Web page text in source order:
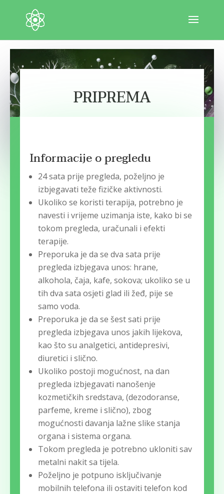
PRIPREMA
Informacije o pregledu
24 sata prije pregleda, poželjno je
izbjegavati teže fizičke aktivnosti.
Ukoliko se koristi terapija, potrebno je
navesti i vrijeme uzimanja iste, kako bi se
tokom pregleda, uračunali i efekti
terapije.
Preporuka je da se dva sata prije
pregleda izbjegava unos: hrane,
alkohola, čaja, kafe, sokova; ukoliko se u
tih dva sata osjeti glad ili žeđ, pije se
samo voda.
Preporuka je da se šest sati prije
pregleda izbjegava unos jakih lijekova,
kao što su analgetici, antidepresivi,
diuretici i slično.
Ukoliko postoji mogućnost, na dan
pregleda izbjegavati nanošenje
kozmetičkih sredstava, (dezodoranse,
parfeme, kreme i slično), zbog
mogućnosti davanja lažne slike stanja
organa i sistema organa.
Tokom pregleda je potrebno ukloniti sav
metalni nakit sa tijela.
Poželjno je potpuno isključivanje
mobilnih telefona ili ostaviti telefon kod